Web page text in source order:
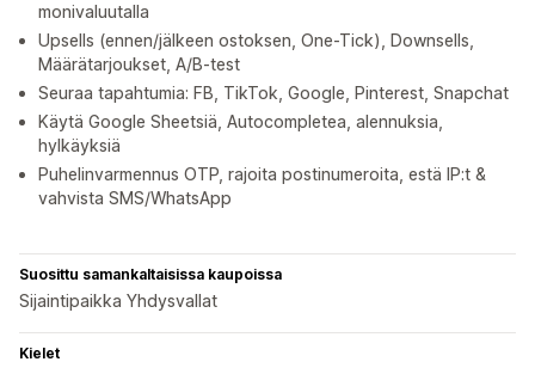
monivaluutalla
Upsells (ennen/jälkeen ostoksen, One-Tick), Downsells,
Määrätarjoukset, A/B-test
Seuraa tapahtumia: FB, TikTok, Google, Pinterest, Snapchat
Käytä Google Sheetsiä, Autocompletea, alennuksia,
hylkäyksiä
Puhelinvarmennus OTP, rajoita postinumeroita, estä IP:t &
vahvista SMS/WhatsApp
Suosittu samankaltaisissa kaupoissa
Sijaintipaikka Yhdysvallat
Kielet